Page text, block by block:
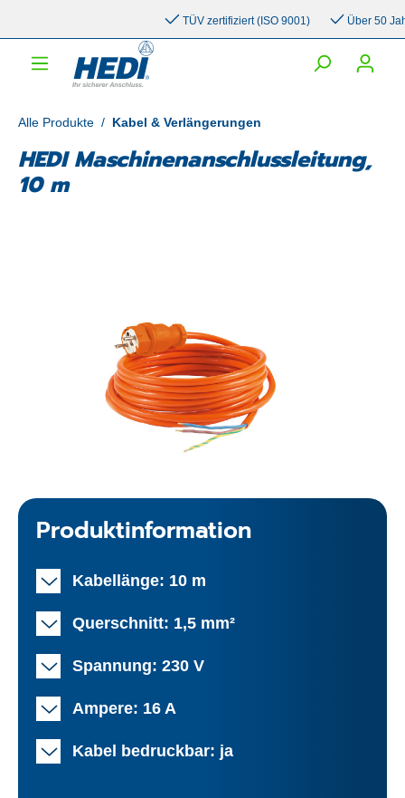
TÜV zertifiziert (ISO 9001) Über 50 Jahre
Alle Produkte / Kabel & Verlängerungen
HEDI Maschinenanschlussleitung,
10 m
Produktinformation
Kabellänge: 10 m
Querschnitt: 1,5 mm²
Spannung: 230 V
Ampere: 16 A
Kabel bedruckbar: ja